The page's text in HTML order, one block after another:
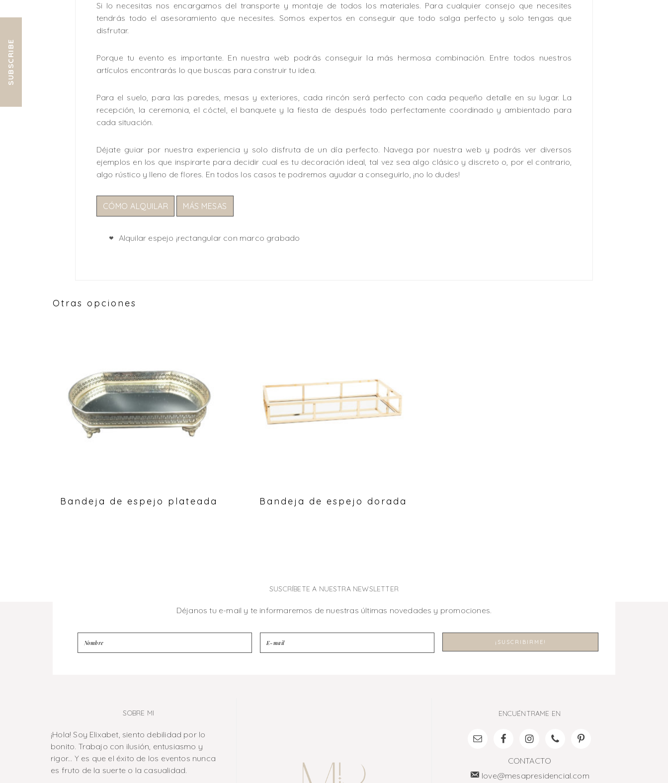
Si lo necesitas nos encargamos del transporte y montaje de todos los materiales. Para cualquier consejo que necesites
tendrás todo el asesoramiento que necesites. Somos expertos en conseguir que todo salga perfecto y solo tengas que
disfrutar.
Porque tu evento es importante. En nuestra web podrás conseguir la más hermosa combinación. Entre todos nuestros
artículos encontrarás lo que buscas para construir tu idea.
Para el suelo, para las paredes, mesas y exteriores, cada rincón será perfecto con cada pequeño detalle en su lugar. La
recepción, la ceremonia, el cóctel, el banquete y la fiesta de después todo perfectamente coordinado y ambientado para
cada situación.
Déjate guiar por nuestra experiencia y solo disfruta de un día perfecto. Navega por nuestra web y podrás ver diversos
ejemplos en los que inspirarte para decidir cual es tu decoración ideal, tal vez sea algo clásico y discreto o, por el contrario,
algo rústico y lleno de flores. En todos los casos te podremos ayudar a conseguirlo, ¡no lo dudes!
CÓMO ALQUILAR MÁS MESAS
Alquilar espejo ¡rectangular con marco grabado
Otras opciones
Bandeja de espejo plateada Bandeja de espejo dorada
SUSCRÍBETE A NUESTRA NEWSLETTER
Déjanos tu e-mail y te informaremos de nuestras últimas novedades y promociones.
SOBRE MI
¡Hola! Soy Elixabet, siento debilidad por lo
bonito. Trabajo con ilusión, entusiasmo y
rigor... Y es que el éxito de los eventos nunca
es fruto de la suerte o la casualidad.
ENCUÉNTRAME EN
CONTACTO
love@mesapresidencial.com
SUBSCRIBE